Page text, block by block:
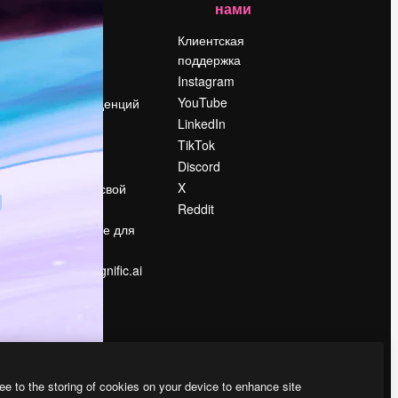
Цены
О нас
Вакансии
Поиск тенденций
Блог
События
Slidesgo
Продайте свой
Помещение для
Ищете magnific.ai
нами
Клиентская
поддержка
Instagram
YouTube
LinkedIn
TikTok
Discord
X
Reddit
to the storing of cookies on your device to enhance site